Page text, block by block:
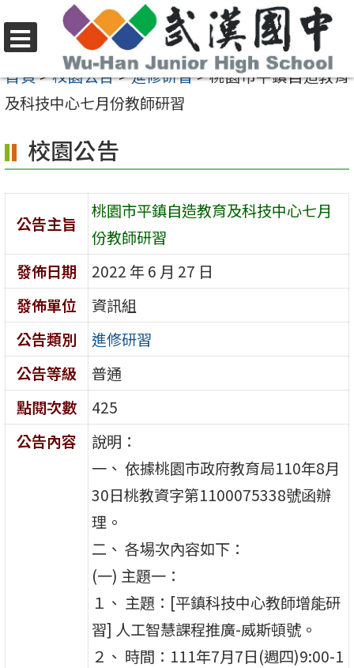
至
要
容
區
選
單
首頁>校園公告>進修研習>桃園市平鎮自造教育
及科技中心七月份教師研習
校園公告
公告主旨
桃園市平鎮自造教育及科技中心七月
份教師研習
發佈日期
2022 年 6 月 27 日
發佈單位
資訊組
公告類別
進修研習
公告等級
普通
點閱次數
425
公告內容
說明：
一、 依據桃園市政府教育局110年8月
30日桃教資字第1100075338號函辦
理。
二、 各場次內容如下：
(一) 主題一：
１、 主題：[平鎮科技中心教師增能研
習] 人工智慧課程推廣-威斯頓號。
２、 時間：111年7月7日(週四)9:00-1